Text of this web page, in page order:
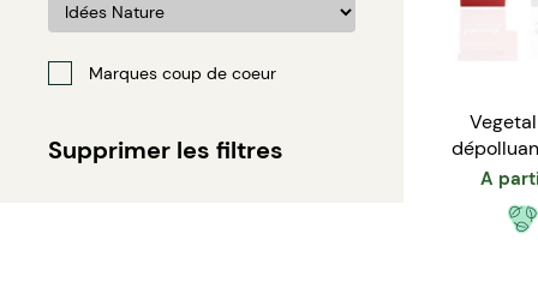
Marques coup de coeur
Supprimer les filtres
A